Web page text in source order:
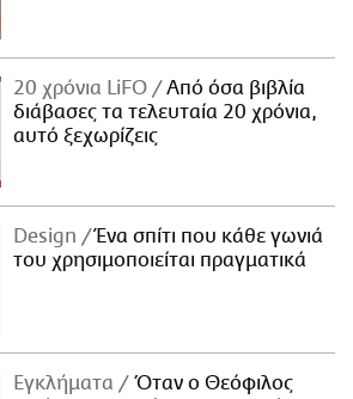
20 χρόνια LiFO
Από όσα βιβλία
διάβασες τα τελευταία 20 χρόνια,
αυτό ξεχωρίζεις
Design
Ένα σπίτι που κάθε γωνιά
του χρησιμοποιείται πραγματικά
Εγκλήματα
Όταν ο Θεόφιλος